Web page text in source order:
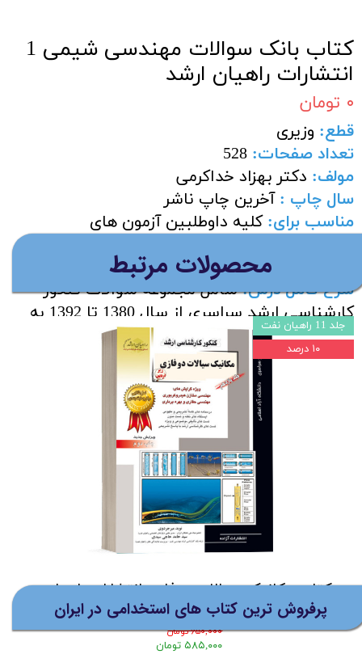
کتاب بانک سوالات مهندسی شیمی 1
انتشارات راهیان ارشد
۰ تومان
قطع: وزیری
تعداد صفحات:
مولف: دکتر بهزاد خداکرمی
سال چاپ : آخرین چاپ ناشر
مناسب برای: کلیه داوطلبین آزمون های
پالایشگاه و کنکور کارشناسی ارشد
شرح کامل درس:شامل مجموعه سوالات کنکور
کارشناسی ارشد سراسری از سال 1380 تا 1392 به
همراه پاسخنامه می باشد.
افزودن به سبد خرید
(ارسال
میلیون تومان)
​محصولات مرتبط
کتاب مکانیک سیالات دوفازی انتشارات راهیان
نفت
۶۵۰,۰۰۰ تومان
۵۸۵,۰۰۰ تومان
جلد 11 راهیان نفت
۱۰ درصد
پرفروش ترین کتاب های استخدامی در ایران